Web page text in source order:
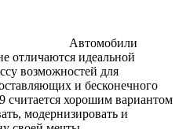
Автомобили
отличаются идеальной
возможностей для
и бесконечного
хорошим вариантом
модернизировать и